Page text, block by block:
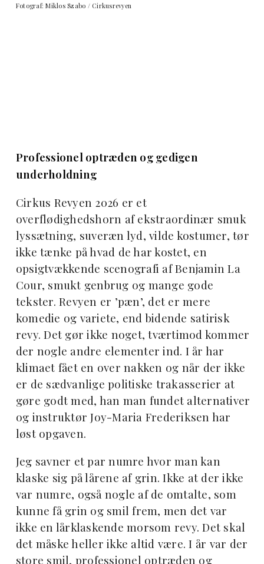
Fotograf: Miklos Szabo / Cirkusrevyen
Professionel optræden og gedigen
underholdning
Cirkus Revyen 2026 er et
overflødighedshorn af ekstraordinær smuk
lyssætning, suveræn lyd, vilde kostumer, tør
ikke tænke på hvad de har kostet, en
opsigtvækkende scenografi af Benjamin La
Cour, smukt genbrug og mange gode
tekster. Revyen er ’pæn’, det er mere
komedie og variete, end bidende satirisk
revy. Det gør ikke noget, tværtimod kommer
der nogle andre elementer ind. I år har
klimaet fået en over nakken og når der ikke
er de sædvanlige politiske trakasserier at
gøre godt med, han man fundet alternativer
og instruktør Joy-Maria Frederiksen har
løst opgaven.
Jeg savner et par numre hvor man kan
klaske sig på lårene af grin. Ikke at der ikke
var numre, også nogle af de omtalte, som
kunne få grin og smil frem, men det var
ikke en lårklaskende morsom revy. Det skal
det måske heller ikke altid være. I år var der
store smil, professionel optræden og